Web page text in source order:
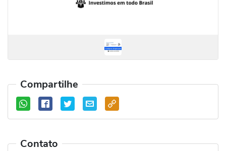
Compartilhe
Contato